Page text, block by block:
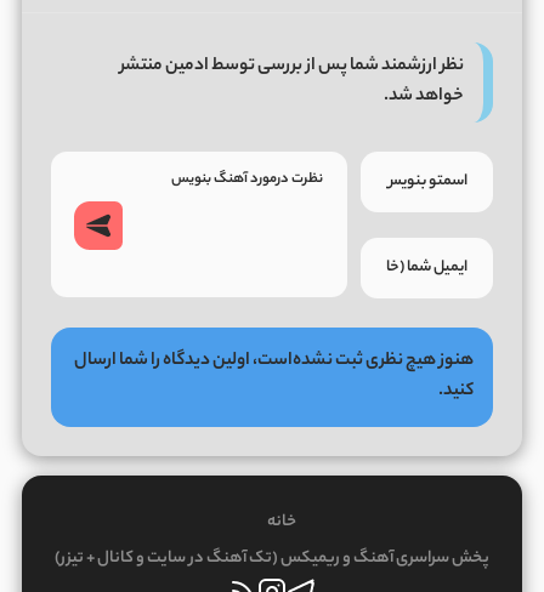
نظر ارزشمند شما پس از بررسی توسط ادمین منتشر
خواهد شد.
هنوز هیچ نظری ثبت نشده‌است، اولین دیدگاه را شما ارسال
کنید.
خانه
پخش سراسری آهنگ و ریمیکس (تک آهنگ در سایت و کانال + تیزر)